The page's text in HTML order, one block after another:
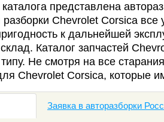
представлена
Chevrolet Corsica все
к дальнейшей
Каталог запчастей
Не смотря на все
Chevrolet Corsica, которые
Заявка в авторазборки